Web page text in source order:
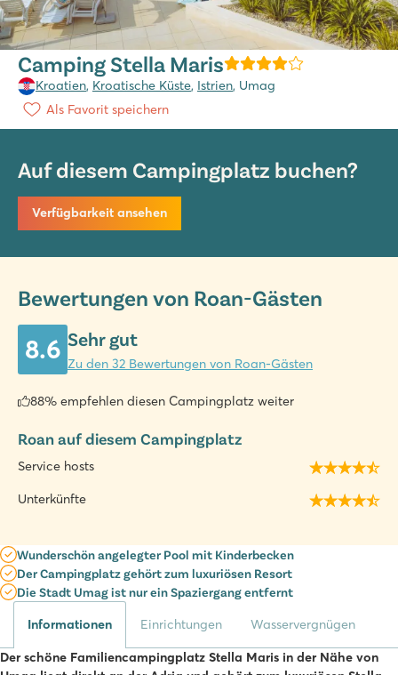
Camping Stella Maris
Kroatien, Kroatische Küste, Istrien, Umag
Als Favorit speichern
Auf diesem Campingplatz buchen?
Verfügbarkeit ansehen
Bewertungen von Roan-Gästen
8.6 Sehr gut
Zu den 32 Bewertungen von Roan-Gästen
88% empfehlen diesen Campingplatz weiter
Roan auf diesem Campingplatz
Service hosts
Unterkünfte
Wunderschön angelegter Pool mit Kinderbecken
Der Campingplatz gehört zum luxuriösen Resort
Die Stadt Umag ist nur ein Spaziergang entfernt
Informationen Einrichtungen Wasservergnügen
Der schöne Familiencampingplatz Stella Maris in der Nähe von